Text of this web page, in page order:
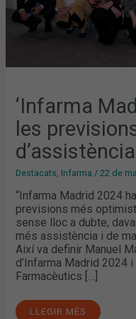
‘Infarma
les
Destacats, Infarma /22 de
“Infarma Madrid 2024
previsions més
sense lloc a dubte,
més assistència i de
Així va definir Manuel
d’Infarma Madrid 2024
Farmacèutics […]
LLEGIR MÉS